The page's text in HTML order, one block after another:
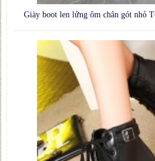
Giày boot len lửng ôm chân gót nhỏ